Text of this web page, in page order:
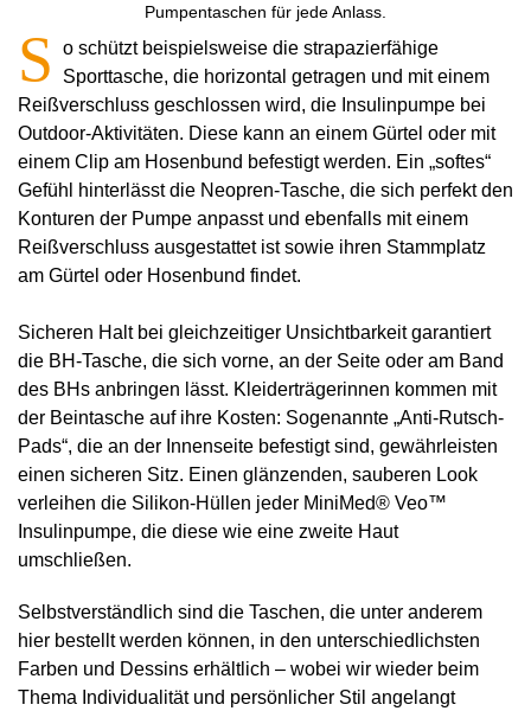
Pumpentaschen für jede Anlass.
S
o schützt beispielsweise die strapazierfähige
Sporttasche, die horizontal getragen und mit einem
Reißverschluss geschlossen wird, die Insulinpumpe bei
Outdoor-Aktivitäten. Diese kann an einem Gürtel oder mit
einem Clip am Hosenbund befestigt werden. Ein „softes“
Gefühl hinterlässt die Neopren-Tasche, die sich perfekt den
Konturen der Pumpe anpasst und ebenfalls mit einem
Reißverschluss ausgestattet ist sowie ihren Stammplatz
am Gürtel oder Hosenbund findet.
Sicheren Halt bei gleichzeitiger Unsichtbarkeit garantiert
die BH-Tasche, die sich vorne, an der Seite oder am Band
des BHs anbringen lässt. Kleiderträgerinnen kommen mit
der Beintasche auf ihre Kosten: Sogenannte „Anti-Rutsch-
Pads“, die an der Innenseite befestigt sind, gewährleisten
einen sicheren Sitz. Einen glänzenden, sauberen Look
verleihen die Silikon-Hüllen jeder MiniMed® Veo™
Insulinpumpe, die diese wie eine zweite Haut
umschließen.
Selbstverständlich sind die Taschen, die unter anderem
hier bestellt werden können, in den unterschiedlichsten
Farben und Dessins erhältlich – wobei wir wieder beim
Thema Individualität und persönlicher Stil angelangt